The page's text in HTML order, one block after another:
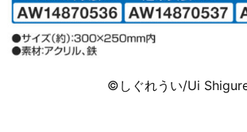
©しぐれうい/Ui